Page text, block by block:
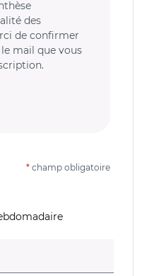
des
de confirmer
mail que vous
* champ obligatoire
obligatoire)